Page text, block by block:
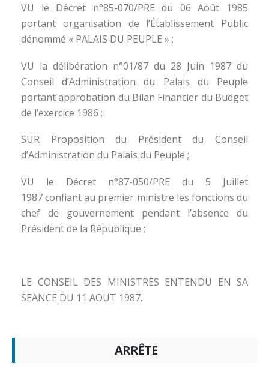
VU le Décret n°85-070/PRE du 06 Août 1985
portant organisation de l’Établissement Public
dénommé « PALAIS DU PEUPLE » ;
VU la délibération n°01/87 du 28 Juin 1987 du
Conseil d’Administration du Palais du Peuple
portant approbation du Bilan Financier du Budget
de l’exercice 1986 ;
SUR Proposition du Président du Conseil
d’Administration du Palais du Peuple ;
VU le Décret n°87-050/PRE du 5 Juillet
1987 confiant au premier ministre les fonctions du
chef de gouvernement pendant l’absence du
Président de la République ;
LE CONSEIL DES MINISTRES ENTENDU EN SA
SEANCE DU 11 AOUT 1987.
ARRÊTE